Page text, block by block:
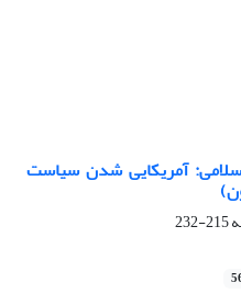
آمریکایی شدن سیاست
215-232